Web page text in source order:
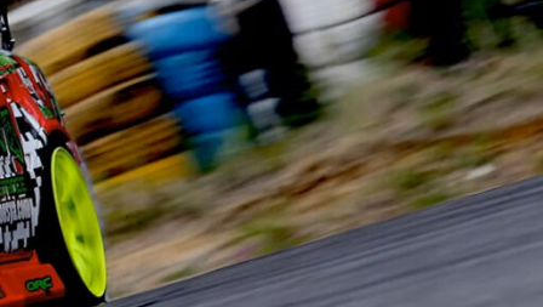
お知らせ
系ドアロックモーター新
売
お知らせ
６月14日（日
参加者受付中！
ンプルテキスト。